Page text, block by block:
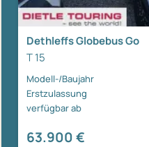
Dethleffs Globebus Go
T 15
Modell-/Baujahr
Erstzulassung
verfügbar ab
63.900 €